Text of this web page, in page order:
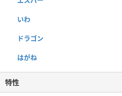
いわ
ドラゴン
はがね
特性